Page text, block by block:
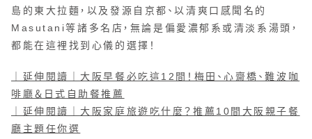
島的東大拉麵，以及發源自京都、以清爽口感聞名的
Masutani等諸多名店，無論是偏愛濃郁系或清淡系湯頭，
都能在這裡找到心儀的選擇！
｜延伸閱讀｜大阪早餐必吃這12間！梅田、心齋橋、難波咖
啡廳＆日式自助餐推薦
｜延伸閱讀｜大阪家庭旅遊吃什麼？推薦10間大阪親子餐
廳主題任你選